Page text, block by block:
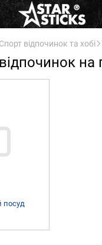
Спорт відпочинок та хобі
на
посуд